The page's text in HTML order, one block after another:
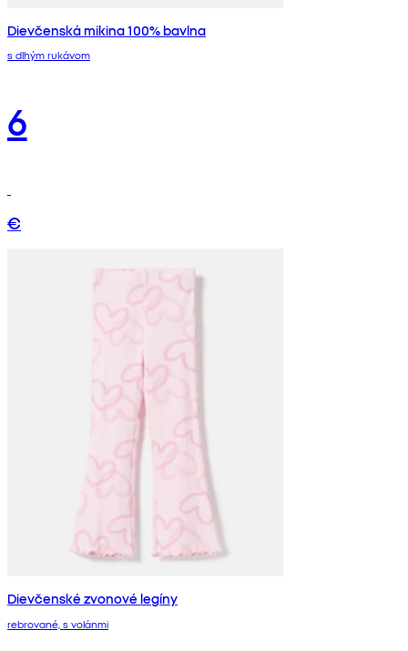
Dievčenská mikina 100% bavlna
s dlhým rukávom
6
€
Dievčenské zvonové legíny
rebrované, s volánmi